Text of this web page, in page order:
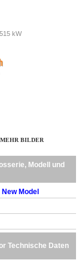
kW
MEHR BILDER
Modell und
New Model
Technische Daten